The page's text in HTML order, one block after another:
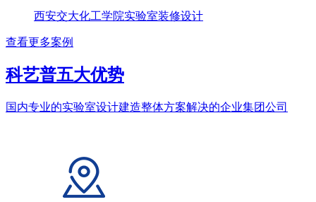
西安交大化工学院实验室装修设计
查看更多案例
科艺普五大优势
国内专业的实验室设计建造整体方案解决的企业集团公司